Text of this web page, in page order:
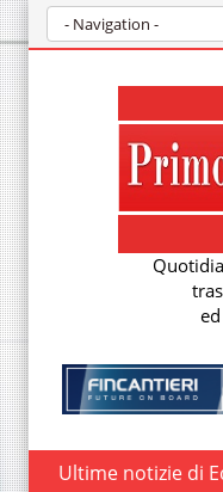
Ultime notizie di
Fondazione